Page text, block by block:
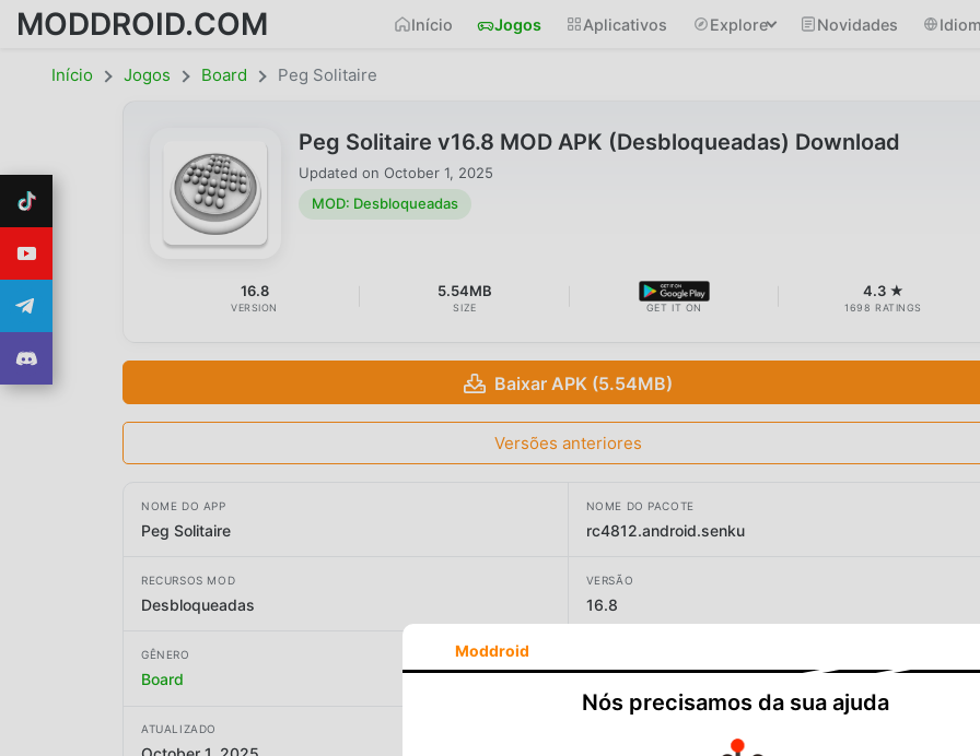
MODDROID.COM Início Jogos Aplicativos Explore Novidades
Início Jogos Board Peg Solitaire
Peg Solitaire v16.8 MOD APK (Desbloqueadas) Download
Updated on October 1, 2025
MOD: Desbloqueadas
16.8
VERSION
5.54MB
SIZE GET IT ON
4.3 ★
1698 RATINGS
Baixar APK (5.54MB)
Versões anteriores
NOME DO APP
Peg Solitaire
NOME DO PACOTE
rc4812.android.senku
RECURSOS MOD
Desbloqueadas
VERSÃO
16.8
GÊNERO
Board RC4812
ATUALIZADO
Moddroid
Nós precisamos da sua ajuda